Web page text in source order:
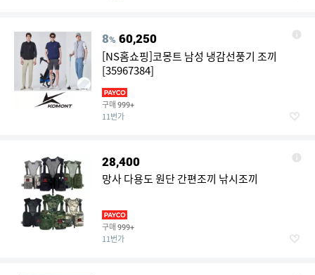
8% 60,250
[NS홈쇼핑]코몽트 남성 냉감선풍기 조끼
[35967384]
구매 999+
11번가
28,400
망사 다용도 원단 간편조끼 낚시조끼
구매 999+
11번가